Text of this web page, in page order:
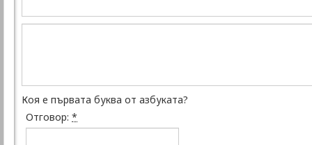
Коя е първата буква от азбуката?
Отговор: *